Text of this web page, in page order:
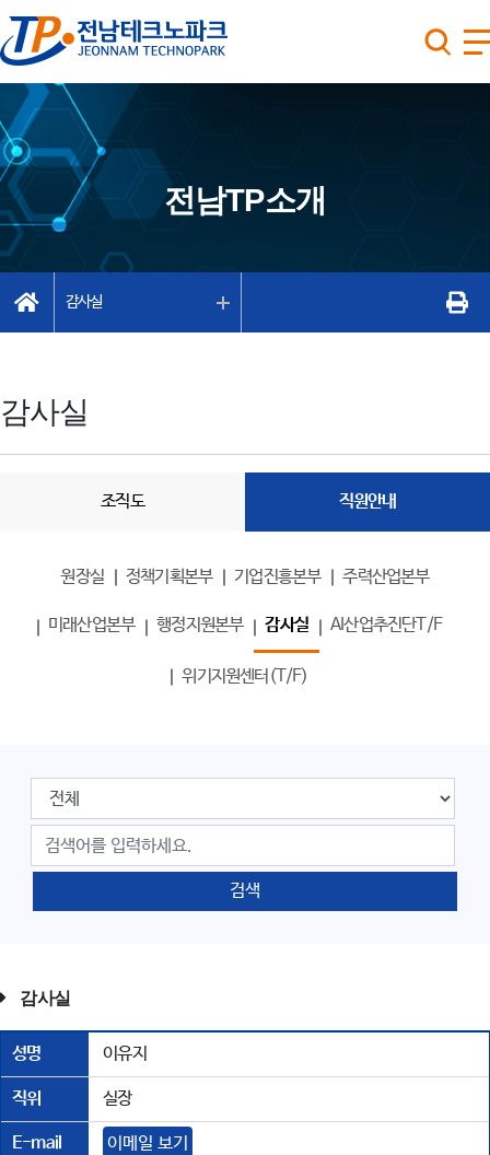
전남TP소개
감사실
감사실
조직도 직원안내
원장실 정책기획본부 기업진흥본부 주력산업본부
미래산업본부 행정지원본부 감사실 AI산업추진단T/F
위기지원센터(T/F)
검색
감사실
성명 이유지
직위 실장
E-mail 이메일 보기